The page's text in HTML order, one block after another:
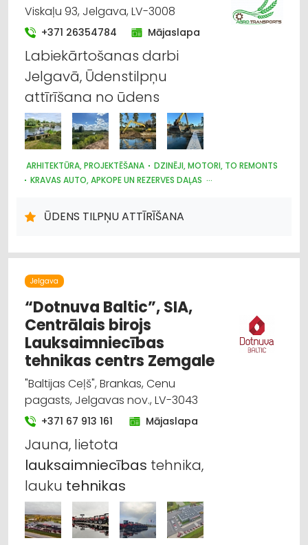
Viskaļu 93, Jelgava, LV-3008
+371 26354784 Mājaslapa
Labiekārtošanas darbi
Jelgavā, Ūdenstilpņu
attīrīšana no ūdens
ARHITEKTŪRA, PROJEKTĒŠANA
DZINĒJI, MOTORI, TO REMONTS
KRAVAS AUTO, APKOPE UN REZERVES DAĻAS
LABIEKĀRTOŠANA, APZAĻUMOŠANA
HIDRAULISKĀS UN PNEIMATISKĀS IERĪCES
AUTO REZERVES DAĻU TIRDZNIECĪBA
AUTO RIEPU SERVISS
LABOŠANA, REMONTS
ŪDENS TILPŅU ATTĪRĪŠANA
Jelgava
“Dotnuva Baltic”, SIA,
Centrālais birojs
Lauksaimniecības
tehnikas centrs Zemgale
"Baltijas Ceļš", Brankas, Cenu
pagasts, Jelgavas nov., LV-3043
+371 67 913 161 Mājaslapa
Jauna, lietota
lauksaimniecības tehnika,
lauku tehnikas